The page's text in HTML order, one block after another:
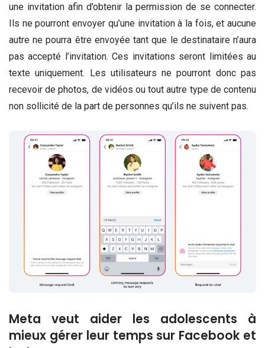
une invitation afin d’obtenir la permission de se connecter.
Ils ne pourront envoyer qu’une invitation à la fois, et aucune
autre ne pourra être envoyée tant que le destinataire n’aura
pas accepté l’invitation. Ces invitations seront limitées au
texte uniquement. Les utilisateurs ne pourront donc pas
recevoir de photos, de vidéos ou tout autre type de contenu
non sollicité de la part de personnes qu’ils ne suivent pas.
Meta veut aider les adolescents à
mieux gérer leur temps sur Facebook et